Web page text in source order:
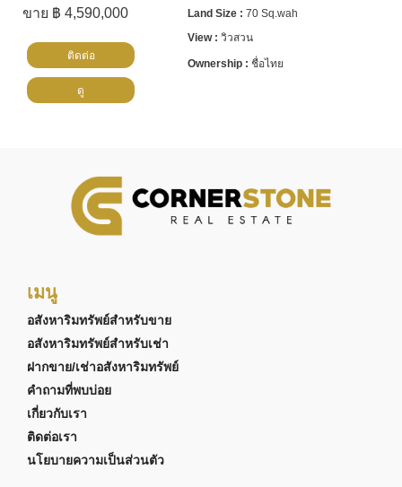
ขาย ฿ 4,590,000
70 Sq.wah
วิวสวน
ชื่อไทย
ติดต่อ
ดู
เมนู
อสังหาริมทรัพย์สำหรับขาย
อสังหาริมทรัพย์สำหรับเช่า
ฝากขาย/เช่าอสังหาริมทรัพย์
คำถามที่พบบ่อย
เกี่ยวกับเรา
ติดต่อเรา
นโยบายความเป็นส่วนตัว